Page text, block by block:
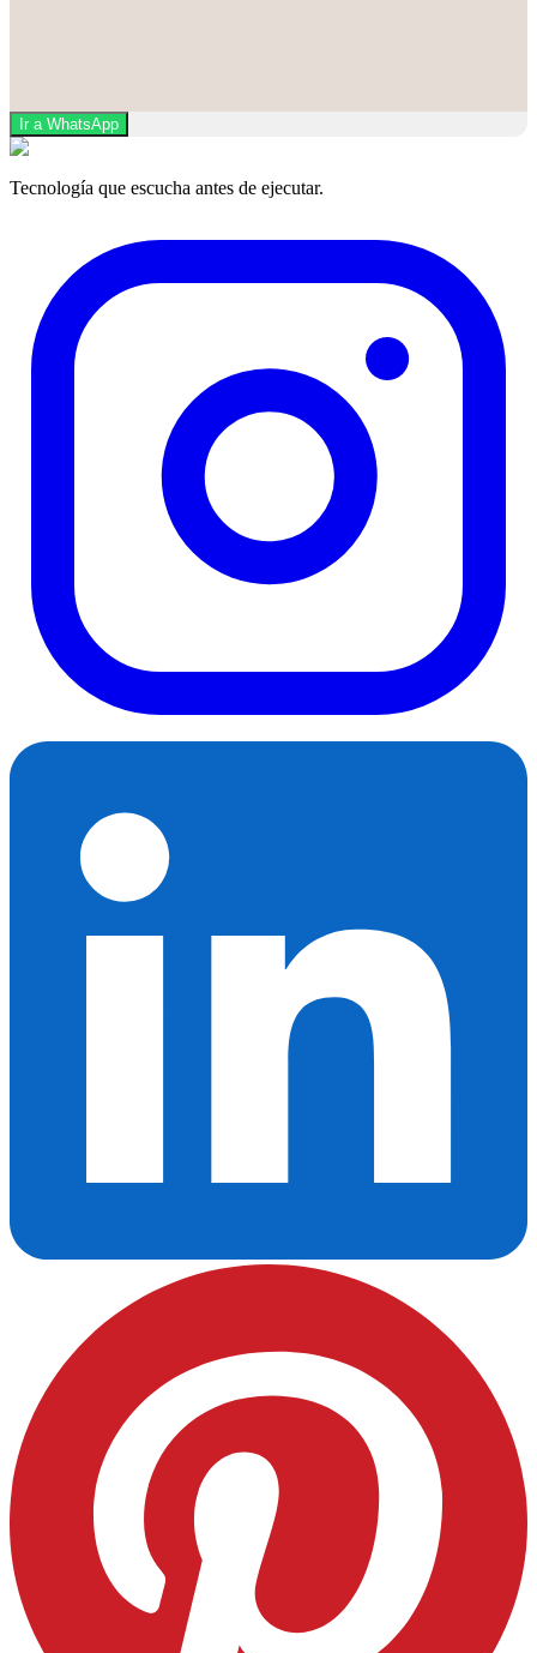
Ir a WhatsApp
Tecnología que escucha antes de ejecutar.